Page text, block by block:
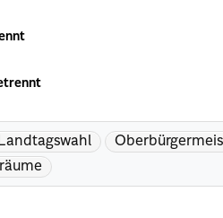
Landtagswahl